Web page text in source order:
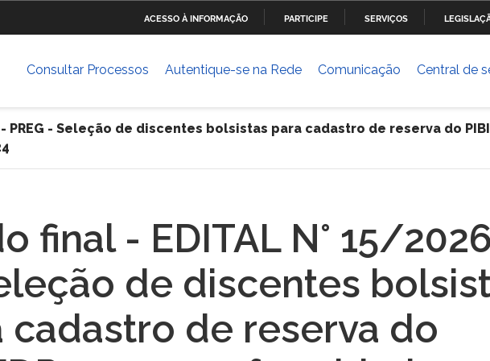
PARA
ACESSO À INFORMAÇÃO PARTICIPE SERVIÇOS
Ministério das Cidades
e Controladoria-Geral da
Humanos
Banco Central do Brasil
Consultar Processos Autentique-se na Rede Comunicação Central de
PREG - Seleção de discentes bolsistas para cadastro de reserva do
final - EDITAL N° 15/
de discentes
cadastro de reserva do